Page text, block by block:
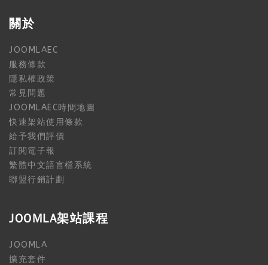
關於
JOOMLAEC
服務條款
隱私權政策
常見問題
JOOMLAEC時間地圖
快速架站使用條款
給予我們評價
訂閱電子報
繁體中文語言檔系統
聯盟行銷計劃
JOOMLA架站課程
JOOMLA
擴充套件